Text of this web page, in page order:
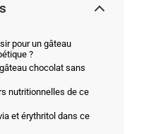
pour un gâteau
?
chocolat sans
nutritionnelles de ce
et érythritol dans ce